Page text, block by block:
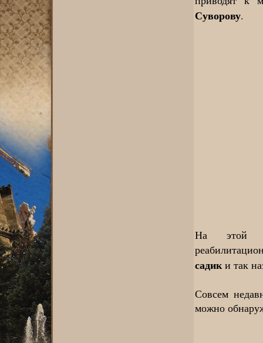
Суворову.
На этой
садики так
Совсем
можно